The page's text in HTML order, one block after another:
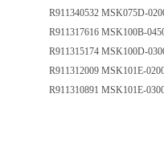
R911340532 MSK075D-
R911317616 MSK100B-
R911315174 MSK100D-
R911312009 MSK101E-
R911310891 MSK101E-